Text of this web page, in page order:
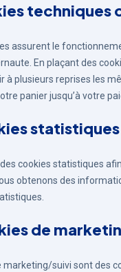
techniques
assurent le
En plaçant des
à plusieurs reprises les
panier jusqu’à votre
statistiques
cookies statistiques
obtenons des
de
marketing/suivi sont des